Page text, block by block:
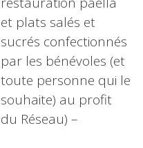
et plats salés et
sucrés confectionnés
par les bénévoles (et
toute personne qui le
souhaite) au profit
du Réseau) –